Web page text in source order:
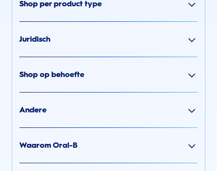
Shop per product type
Juridisch
Shop op behoefte
Andere
Waarom Oral-B